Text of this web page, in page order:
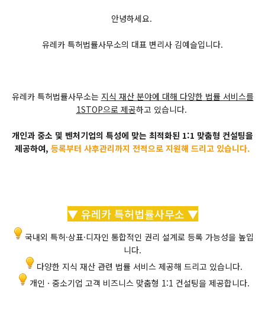
안녕하세요.
유레카 특허법률사무소의 대표 변리사 김예슬입니다.
유레카 특허법률사무소는 지식 재산 분야에 대해 다양한 법률 서비스를
1STOP으로 제공하고 있습니다.
개인과 중소 및 벤처기업의 특성에 맞는 최적화된 1:1 맞춤형 컨설팅을
제공하여, 등록부터 사후관리까지 전적으로 지원해 드리고 있습니다.
▼ 유레카 특허법률사무소 ▼
국내외 특허·상표·디자인 통합적인 권리 설계로 등록 가능성을 높입
니다.
다양한 지식 재산 관련 법률 서비스 제공해 드리고 있습니다.
개인 · 중소기업 고객 비즈니스 맞춤형 1:1 컨설팅을 제공합니다.